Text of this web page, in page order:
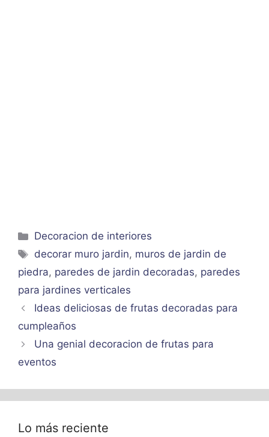
Categorías
Decoracion de interiores
Etiquetas
decorar muro jardin, muros de jardin de
piedra, paredes de jardin decoradas, paredes
para jardines verticales
Ideas deliciosas de frutas decoradas para
cumpleaños
Una genial decoracion de frutas para
eventos
Lo más reciente